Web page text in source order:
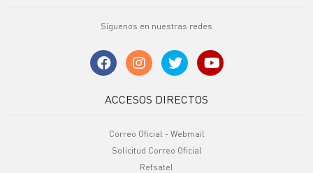
Síguenos en nuestras redes
ACCESOS DIRECTOS
Correo Oficial - Webmail
Solicitud Correo Oficial
Refsatel